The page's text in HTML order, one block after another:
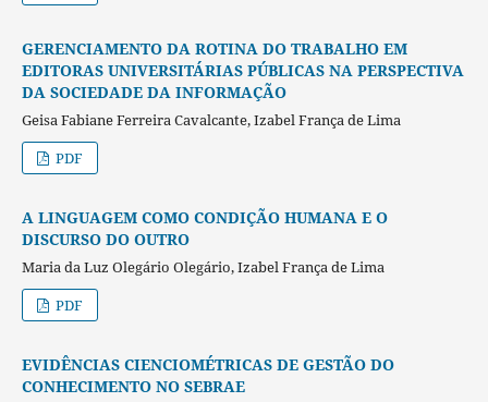
GERENCIAMENTO DA ROTINA DO TRABALHO EM
EDITORAS UNIVERSITÁRIAS PÚBLICAS NA PERSPECTIVA
DA SOCIEDADE DA INFORMAÇÃO
Geisa Fabiane Ferreira Cavalcante, Izabel França de Lima
PDF
A LINGUAGEM COMO CONDIÇÃO HUMANA E O
DISCURSO DO OUTRO
Maria da Luz Olegário Olegário, Izabel França de Lima
PDF
EVIDÊNCIAS CIENCIOMÉTRICAS DE GESTÃO DO
CONHECIMENTO NO SEBRAE